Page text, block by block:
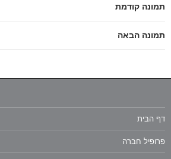
תמונה קודמת
תמונה הבאה
דף הבית
פרופיל חברה